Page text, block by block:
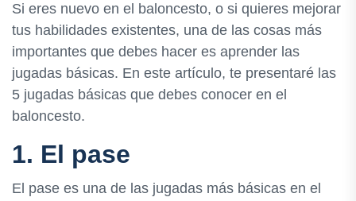
Si eres nuevo en el baloncesto, o si quieres mejorar
tus habilidades existentes, una de las cosas más
importantes que debes hacer es aprender las
jugadas básicas. En este artículo, te presentaré las
5 jugadas básicas que debes conocer en el
baloncesto.
1. El pase
El pase es una de las jugadas más básicas en el